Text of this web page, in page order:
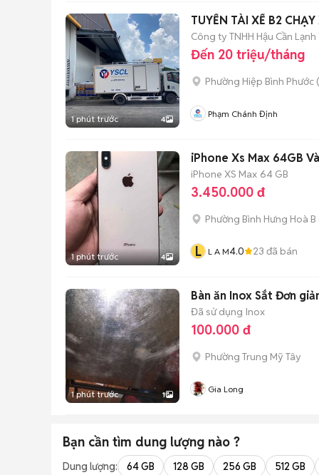
1 phút trước 4
TUYỂN TÀI XẾ B2
Công ty TNHH Hậu Cần
Đến 20 triệu/tháng
Phường Hiệp Bình
Phạm Chánh Định
1 phút trước 4
iPhone Xs Max 64GB
iPhone XS Max 64 GB
3.450.000 đ
Phường Bình Hưng Hoà B
L L A M4.0 23 đã bán
1 phút trước 1
Bàn ăn Inox Sắt Đơn
Đã sử dụng Inox
100.000 đ
Phường Trung Mỹ Tây
Gia Long
Bạn cần tìm dung lượng nào ?
Dung lượng: 64 GB 128 GB 256 GB 512 GB